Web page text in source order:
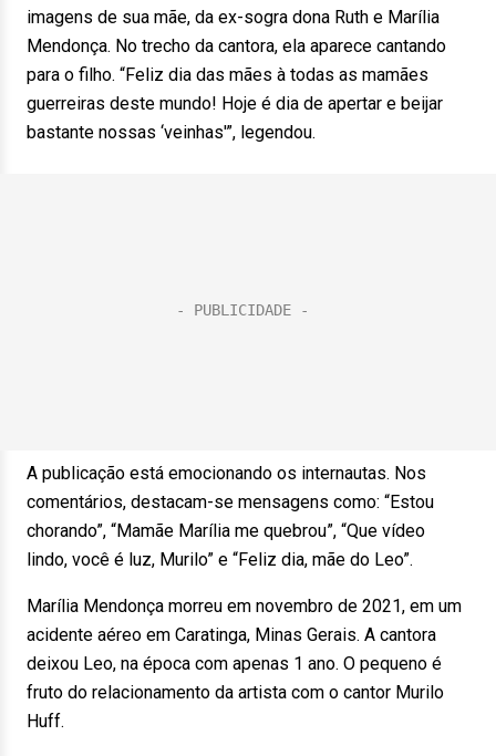
imagens de sua mãe, da ex-sogra dona Ruth e Marília
Mendonça. No trecho da cantora, ela aparece cantando
para o filho. “Feliz dia das mães à todas as mamães
guerreiras deste mundo! Hoje é dia de apertar e beijar
bastante nossas ‘veinhas'”, legendou.
A publicação está emocionando os internautas. Nos
comentários, destacam-se mensagens como: “Estou
chorando”, “Mamãe Marília me quebrou”, “Que vídeo
lindo, você é luz, Murilo” e “Feliz dia, mãe do Leo”.
Marília Mendonça morreu em novembro de 2021, em um
acidente aéreo em Caratinga, Minas Gerais. A cantora
deixou Leo, na época com apenas 1 ano. O pequeno é
fruto do relacionamento da artista com o cantor Murilo
Huff.